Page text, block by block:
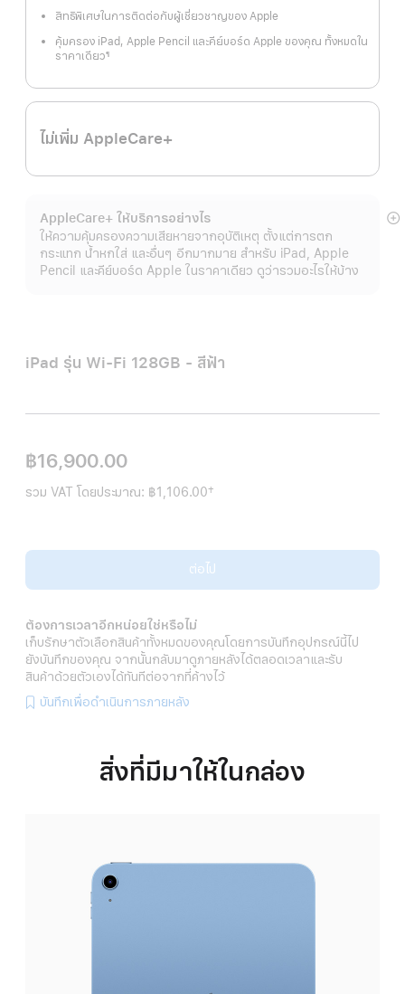
สิทธิพิเศษในการติดต่อกับผู้เชี่ยวชาญของ Apple
คุ้มครอง iPad, Apple Pencil และคีย์บอร์ด Apple ของคุณ ทั้งหมดใน
ราคาเดียว¶
ไม่เพิ่ม AppleCare+
AppleCare+ ให้บริการอย่างไร
ให้ความคุ้มครองความเสียหายจากอุบัติเหตุ ตั้งแต่การตก
กระแทก น้ำหกใส่ และอื่นๆ อีกมากมาย สำหรับ iPad, Apple
Pencil และคีย์บอร์ด Apple ในราคาเดียว ดูว่ารวมอะไรให้บ้าง
แ
iPad รุ่น Wi-Fi 128GB - สีฟ้า
฿16,900.00
รวม VAT โดยประมาณ: ฿1,106.00†
ต่อไป
ต้องการเวลาอีกหน่อยใช่หรือไม่
เก็บรักษาตัวเลือกสินค้าทั้งหมดของคุณโดยการบันทึกอุปกรณ์นี้ไป
ยังบันทึกของคุณ จากนั้นกลับมาดูภายหลังได้ตลอดเวลาและรับ
สินค้าด้วยตัวเองได้ทันทีต่อจากที่ค้างไว้
บันทึกเพื่อดำเนินการภายหลัง
สิ่งที่มีมาให้ในกล่อง